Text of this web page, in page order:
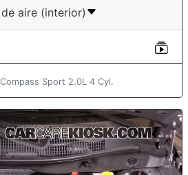
aire (interior)
Sport 2.0L 4 Cyl.